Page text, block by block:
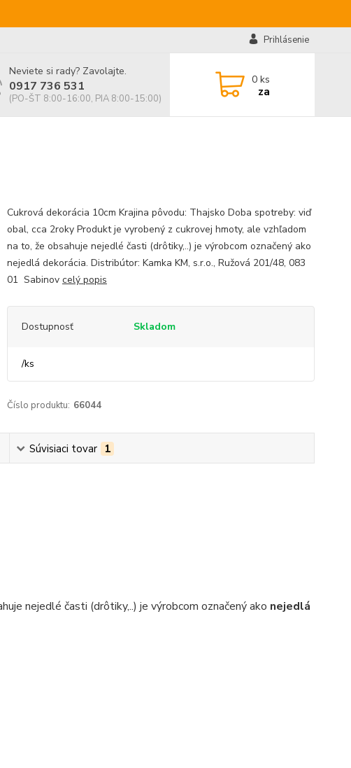
Prihlásenie
Neviete si rady? Zavolajte.
0917 736 531
(PO-ŠT 8:00-16:00, PIA 8:00-15:00)
0 ks
za
Cukrová dekorácia 10cm Krajina pôvodu: Thajsko Doba spotreby: viď
obal, cca 2roky Produkt je vyrobený z cukrovej hmoty, ale vzhľadom
na to, že obsahuje nejedlé časti (drôtiky,..) je výrobcom označený ako
nejedlá dekorácia. Distribútor: Kamka KM, s.r.o., Ružová 201/48, 083
01 Sabinov celý popis
Dostupnosť Skladom
/ks
Číslo produktu: 66044
Súvisiaci tovar 1
nejedlé časti (drôtiky,..) je výrobcom označený ako nejedlá